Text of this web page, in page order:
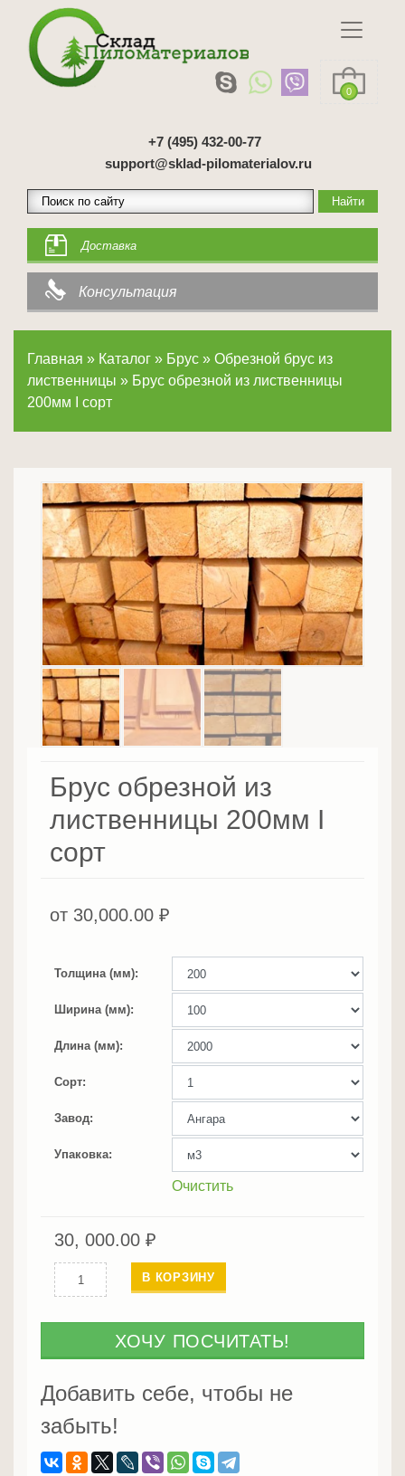
0
+7 (495) 432-00-77
support@sklad-pilomaterialov.ru
Доставка
Консультация
Главная » Каталог » Брус » Обрезной брус из
лиственницы » Брус обрезной из лиственницы
200мм I сорт
Брус обрезной из
лиственницы 200мм I
сорт
от 30,000.00 ₽
Толщина (мм)
Ширина (мм)
Длина (мм)
Сорт
Завод
Упаковка
Очистить
30, 000.00 ₽
Количество
Брус
лиственницы
200мм
I
сорт
В КОРЗИНУ
ХОЧУ ПОСЧИТАТЬ!
Добавить себе, чтобы не
забыть!